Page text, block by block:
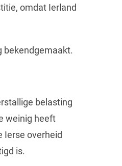
omdat Ierland
bekendgemaakt.
belasting
weinig heeft
Ierse overheid
is.